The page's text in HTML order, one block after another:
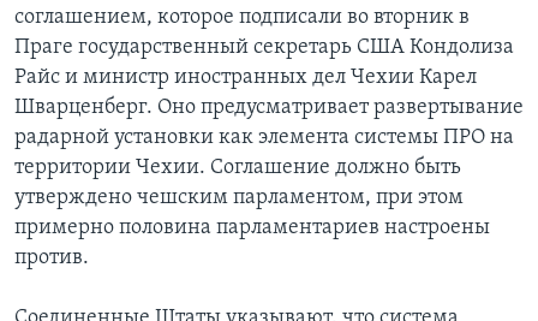
Языки
соглашением, которое подписали во вторник в
Праге государственный секретарь США Кондолиза
Райс и министр иностранных дел Чехии Карел
Шварценберг. Оно предусматривает развертывание
радарной установки как элемента системы ПРО на
территории Чехии. Соглашение должно быть
утверждено чешским парламентом, при этом
примерно половина парламентариев настроены
против.